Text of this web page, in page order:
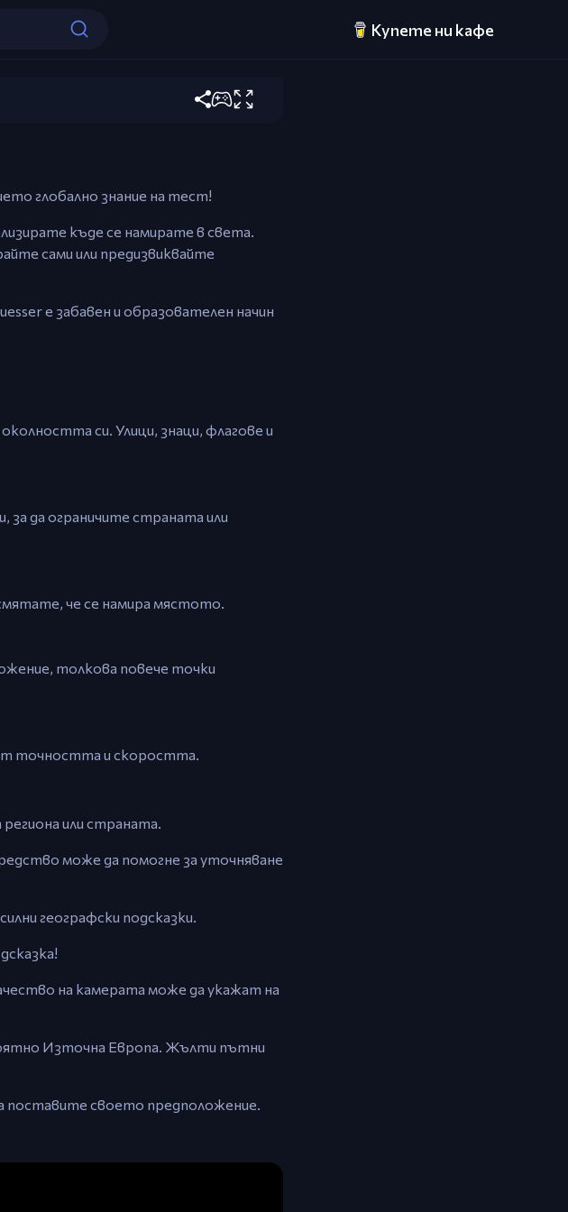
Купете ни кафе
на картата, за да познавате
глобално знание на тест!
къде се намирате в света.
сами или предизвиквайте
е забавен и образователен начин
си. Улици, знаци, флагове и
за да ограничите страната или
че се намира мястото.
толкова повече точки
точността и скоростта.
или страната.
може да помогне за уточняване
географски подсказки.
на камерата може да укажат на
Източна Европа. Жълти пътни
своето предположение.